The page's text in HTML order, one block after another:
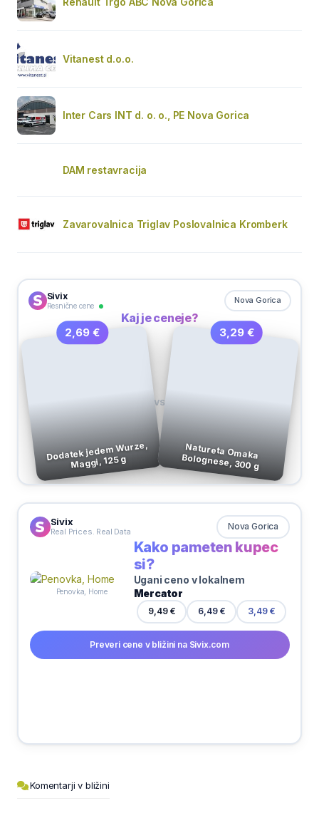
Vitanest d.o.o.
Inter Cars INT d. o. o., PE Nova Gorica
DAM restavracija
Zavarovalnica Triglav Poslovalnica Kromberk
Sivix
Resnične cene
Nova Gorica
Kaj je ceneje?
2,69 €
Dodatek jedem Wurze,
Maggi, 125 g
VS
3,29 €
Natureta Omaka Bolognese, 300 g
Sivix
Real Prices. Real Data Nova Gorica
Penovka, Home
Kako pameten kupec
si?
Ugani ceno v lokalnem
Mercator
9,49 € 6,49 € 3,49 €
Preveri cene v bližini na Sivix.com
Komentarji v bližini